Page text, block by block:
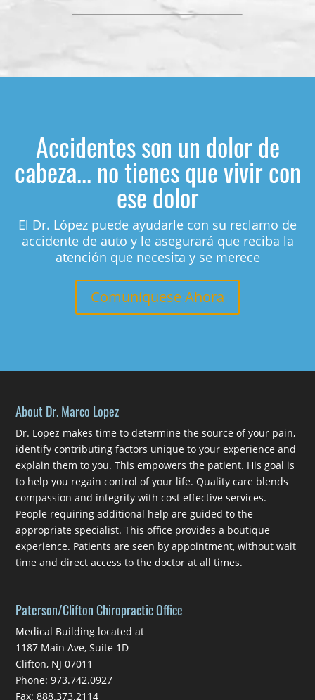
Accidentes son un dolor de
cabeza... no tienes que vivir con
ese dolor
El Dr. López puede ayudarle con su reclamo de
accidente de auto y le asegurará que reciba la
atención que necesita y se merece
Comuníquese Ahora
About Dr. Marco Lopez
Dr. Lopez makes time to determine the source of your pain,
identify contributing factors unique to your experience and
explain them to you. This empowers the patient. His goal is
to help you regain control of your life. Quality care blends
compassion and integrity with cost effective services.
People requiring additional help are guided to the
appropriate specialist. This office provides a boutique
experience. Patients are seen by appointment, without wait
time and direct access to the doctor at all times.
Paterson/Clifton Chiropractic Office
Medical Building located at
1187 Main Ave, Suite 1D
Clifton, NJ 07011
Phone: 973.742.0927
Fax: 888.373.2114